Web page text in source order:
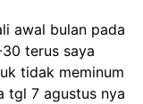
awal bulan pada
terus saya
tidak meminum
tgl 7 agustus nya